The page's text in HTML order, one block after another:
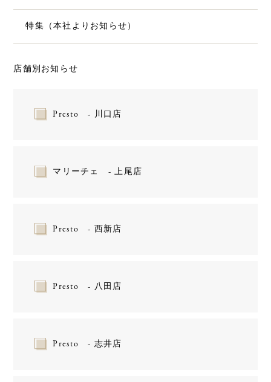
特集（本社よりお知らせ）
店舗別お知らせ
Presto - 川口店
マリーチェ - 上尾店
Presto - 西新店
Presto - 八田店
Presto - 志井店